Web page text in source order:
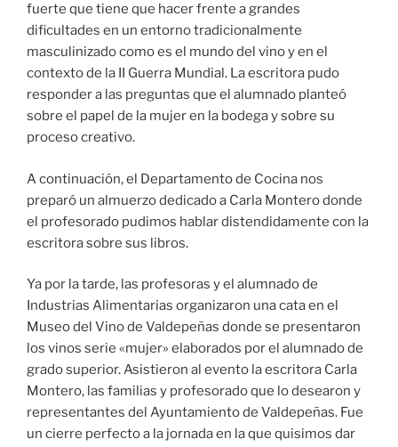
fuerte que tiene que hacer frente a grandes
dificultades en un entorno tradicionalmente
masculinizado como es el mundo del vino y en el
contexto de la II Guerra Mundial. La escritora pudo
responder a las preguntas que el alumnado planteó
sobre el papel de la mujer en la bodega y sobre su
proceso creativo.
A continuación, el Departamento de Cocina nos
preparó un almuerzo dedicado a Carla Montero donde
el profesorado pudimos hablar distendidamente con la
escritora sobre sus libros.
Ya por la tarde, las profesoras y el alumnado de
Industrias Alimentarias organizaron una cata en el
Museo del Vino de Valdepeñas donde se presentaron
los vinos serie «mujer» elaborados por el alumnado de
grado superior. Asistieron al evento la escritora Carla
Montero, las familias y profesorado que lo desearon y
representantes del Ayuntamiento de Valdepeñas. Fue
un cierre perfecto a la jornada en la que quisimos dar